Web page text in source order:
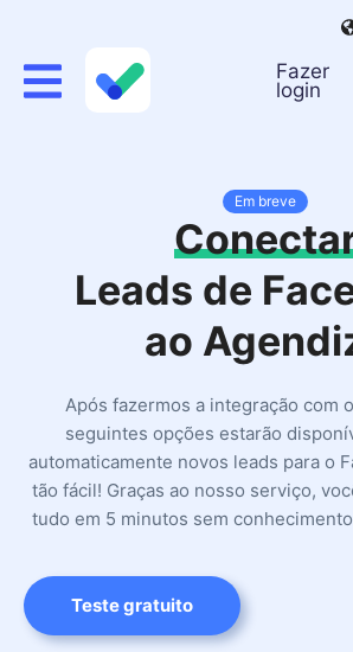
Fazer
login
Em breve
Leads de
ao
Após fazermos a integração com
seguintes opções estarão
automaticamente novos leads para o
tão fácil! Graças ao nosso serviço,
tudo em 5 minutos sem
Teste gratuito